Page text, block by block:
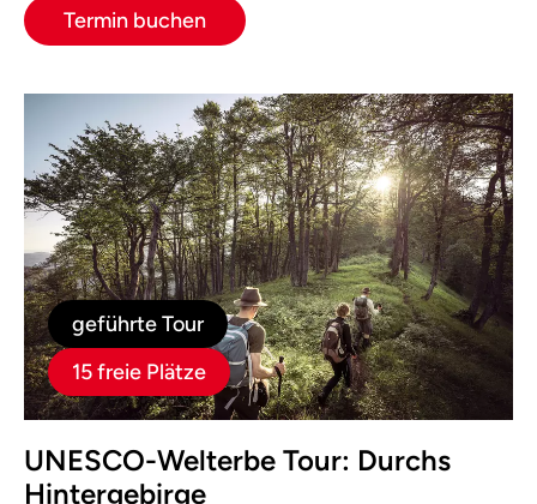
Termin buchen
geführte Tour
15 freie Plätze
UNESCO-Welterbe Tour: Durchs
Hintergebirge